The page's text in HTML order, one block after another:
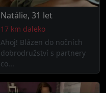
Natálie, 31 let
17 km daleko
Ahoj! Blázen do nočních
dobrodružství s partnery
co...